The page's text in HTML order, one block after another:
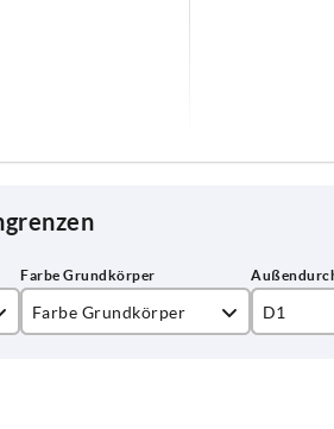
Farbe Grundkörper D1